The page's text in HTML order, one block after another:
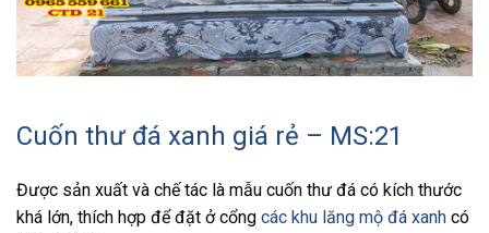
Cuốn thư đá xanh giá rẻ – MS:21
Được sản xuất và chế tác là mẫu cuốn thư đá có kích thước
khá lớn, thích hợp để đặt ở cổng các khu lăng mộ đá xanh có